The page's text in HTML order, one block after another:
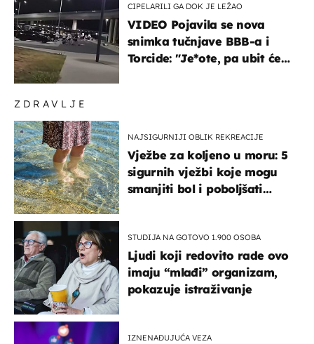
ZDRAVLJE
NAJSIGURNIJI OBLIK REKREACIJE
Vježbe za koljeno u moru: 5
sigurnih vježbi koje mogu
smanjiti bol i poboljšati
STUDIJA NA GOTOVO 1.900 OSOBA
Ljudi koji redovito rade ovo
imaju “mlađi” organizam,
pokazuje istraživanje
IZNENAĐUJUĆA VEZA
CIPELARILI GA DOK JE LEŽAO
VIDEO Pojavila se nova
snimka tučnjave BBB-a i
Torcide: "Je*ote, pa ubit će